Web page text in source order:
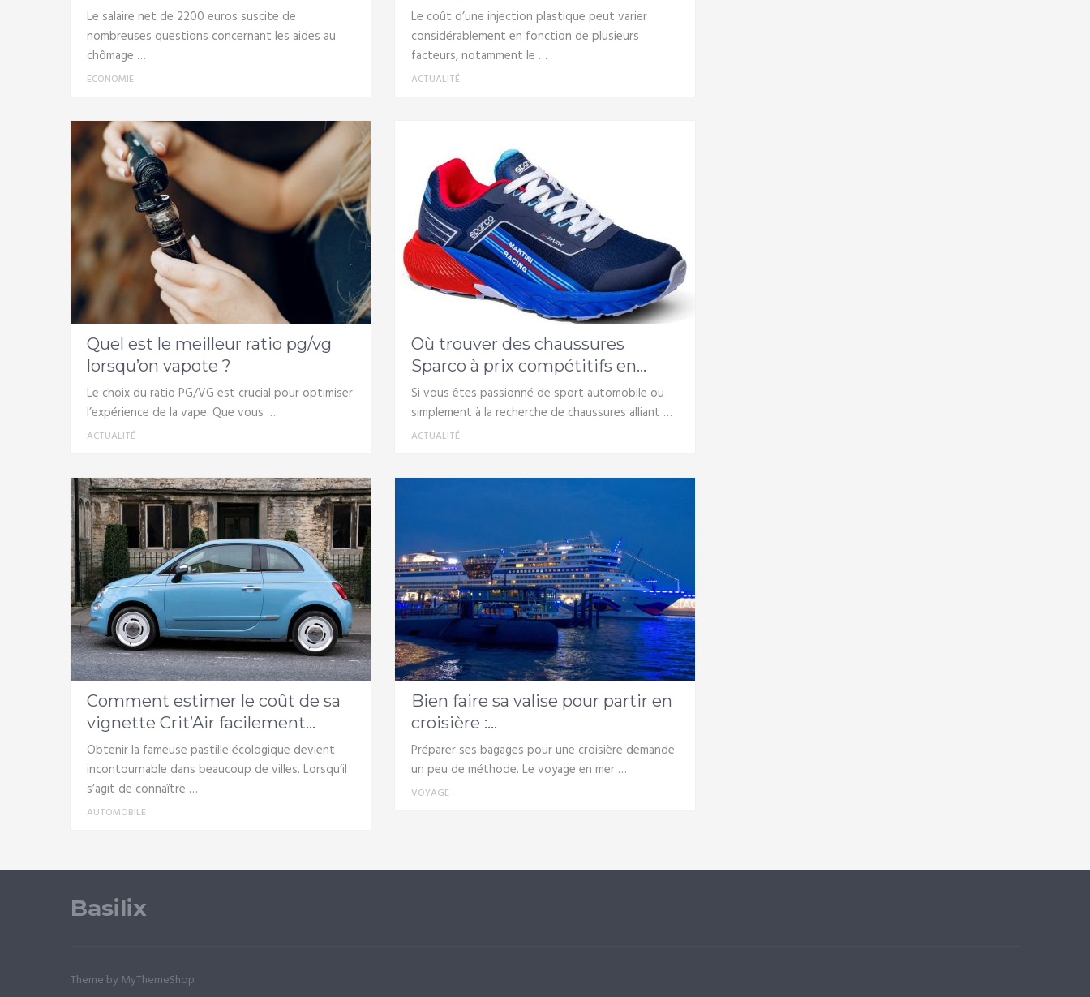
Le salaire net de 2200 euros suscite de
nombreuses questions concernant les aides au
chômage …
ECONOMIE
Le coût d’une injection plastique peut varier
considérablement en fonction de plusieurs
facteurs, notamment le …
ACTUALITÉ
Quel est le meilleur ratio pg/vg
lorsqu’on vapote ?
Le choix du ratio PG/VG est crucial pour optimiser
l’expérience de la vape. Que vous …
ACTUALITÉ
Où trouver des chaussures
Sparco à prix compétitifs en...
Si vous êtes passionné de sport automobile ou
simplement à la recherche de chaussures alliant …
ACTUALITÉ
Comment estimer le coût de sa
vignette Crit’Air facilement...
Obtenir la fameuse pastille écologique devient
incontournable dans beaucoup de villes. Lorsqu’il
s’agit de connaître …
AUTOMOBILE
Bien faire sa valise pour partir en
croisière :...
Préparer ses bagages pour une croisière demande
un peu de méthode. Le voyage en mer …
VOYAGE
Basilix
Theme by MyThemeShop